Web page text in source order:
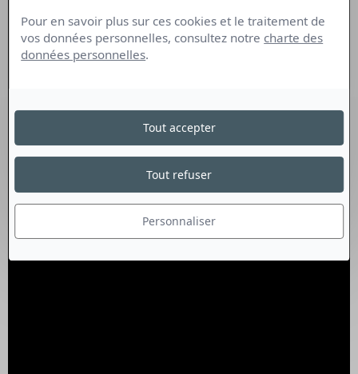
Pour en savoir plus sur ces cookies et le traitement de
vos données personnelles, consultez notre charte des
données personnelles.
Personnaliser
Tout refuser
Tout accepter